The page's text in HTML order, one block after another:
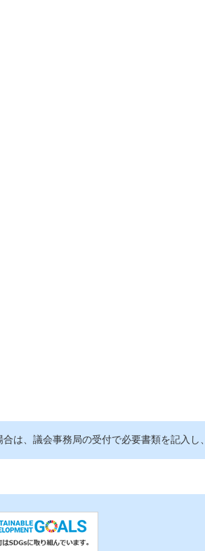
は、議会事務局の受付で必要書類を記入し